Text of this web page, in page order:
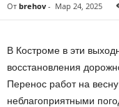
От brehov - Мар 24, 2025
В Костроме в эти
восстановления
Перенос работ на
неблагоприятными